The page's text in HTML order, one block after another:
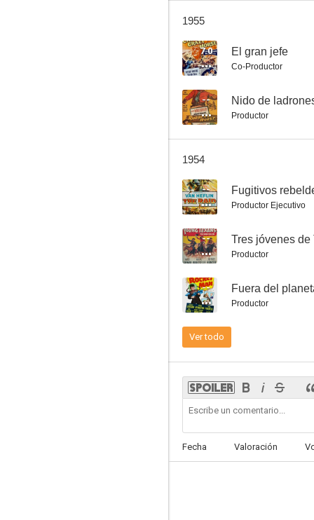
--
--
1955
7.0 El gran jefe
Co-Productor
-- Nido de
Productor
1954
-- Fugitivos
Productor Ejecutivo
-- Tres jóvenes de
Productor
-- Fuera del
Productor
Ver todo
Fecha Valoración